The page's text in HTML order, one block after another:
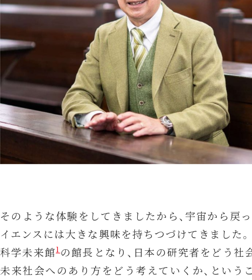
そのような体験をしてきましたから、宇宙から戻
イエンスには大きな興味を持ちつづけてきました
科学未来館1の館長となり、日本の研究者をどう社
未来社会へのあり方をどう考えていくか、という